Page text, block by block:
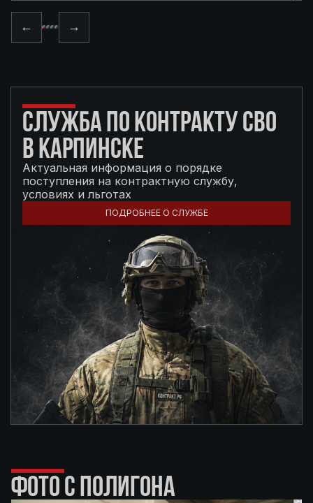
← →
СЛУЖБА ПО КОНТРАКТУ СВО
В КАРПИНСКЕ
Актуальная информация о порядке
поступления на контрактную службу,
условиях и льготах
ПОДРОБНЕЕ О СЛУЖБЕ
ФОТО С ПОЛИГОНА